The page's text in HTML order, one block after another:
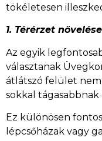
tökéletesen
1. Térérzet
Az egyik
választanak
átlátszó felület nem
sokkal
Ez különösen
lépcsőházak vagy